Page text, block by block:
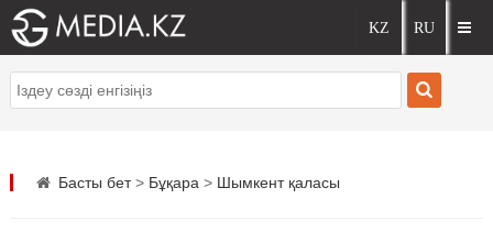
Басты бет> Бұқара > Шымкент қаласы